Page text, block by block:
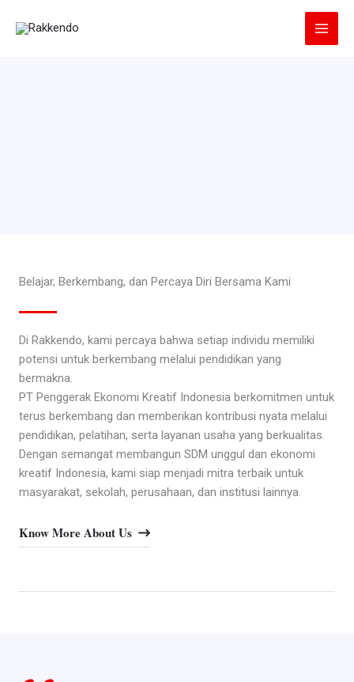
Belajar, Berkembang, dan Percaya Diri Bersama Kami
Di Rakkendo, kami percaya bahwa setiap individu memiliki
potensi untuk berkembang melalui pendidikan yang
bermakna.
PT Penggerak Ekonomi Kreatif Indonesia berkomitmen untuk
terus berkembang dan memberikan kontribusi nyata melalui
pendidikan, pelatihan, serta layanan usaha yang berkualitas.
Dengan semangat membangun SDM unggul dan ekonomi
kreatif Indonesia, kami siap menjadi mitra terbaik untuk
masyarakat, sekolah, perusahaan, dan institusi lainnya.
Know More About Us